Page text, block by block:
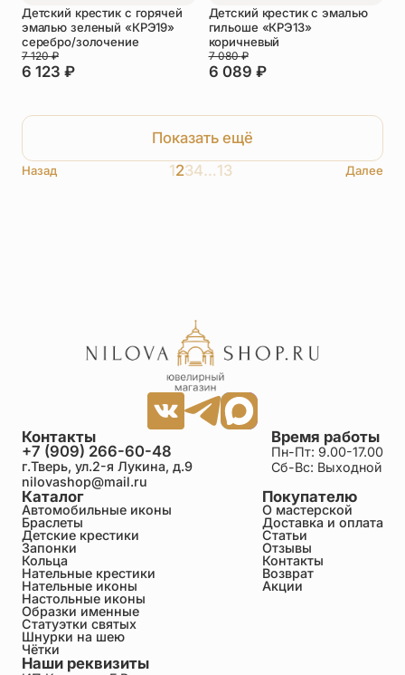
Детский крестик с горячей
эмалью зеленый «КРЭ19»
серебро/золочение
6 123 ₽
7 120₽
Детский крестик с эмалью
гильоше «КРЭ13»
коричневый
6 089 ₽
7 080₽
Показать ещё
Назад 1234…13 Далее
Каталог
Автомобильные иконы
Браслеты
Детские крестики
Запонки
Кольца
Нательные крестики
Нательные иконы
Настольные иконы
Образки именные
Статуэтки святых
Шнурки на шею
Чётки
Покупателю
О мастерской
Доставка и оплата
Статьи
Отзывы
Контакты
Возврат
Акции
Время работы
Пн-Пт: 9.00-17.00
Сб-Вс: Выходной
Контакты
+7 (909) 266-60-48
г.Тверь, ул.2-я Лукина, д.9
nilovashop@mail.ru
Наши реквизиты